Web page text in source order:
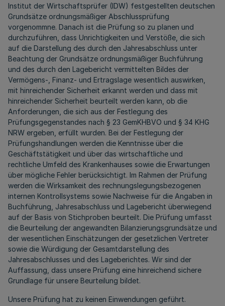
Institut der Wirtschaftsprüfer (IDW) festgestellten deutschen
Grundsätze ordnungsmäßiger Abschlussprüfung
vorgenommne. Danach ist die Prüfung so zu planen und
durchzuführen, dass Unrichtigkeiten und Verstöße, die sich
auf die Darstellung des durch den Jahresabschluss unter
Beachtung der Grundsätze ordnungsmäßiger Buchführung
und des durch den Lagebericht vermittelten Bildes der
Vermögens-, Finanz- und Ertragslage wesentlich auswirken,
mit hinreichender Sicherheit erkannt werden und dass mit
hinreichender Sicherheit beurteilt werden kann, ob die
Anforderungen, die sich aus der Festlegung des
Prüfungsgegenstandes nach § 23 GemKHBVO und § 34 KHG
NRW ergeben, erfüllt wurden. Bei der Festlegung der
Prüfungshandlungen werden die Kenntnisse über die
Geschäftstätigkeit und über das wirtschaftliche und
rechtliche Umfeld des Krankenhauses sowie die Erwartungen
über mögliche Fehler berücksichtigt. Im Rahmen der Prüfung
werden die Wirksamkeit des rechnungslegungsbezogenen
internen Kontrollsystems sowie Nachweise für die Angaben in
Buchführung, Jahresabschluss und Lagebericht überwiegend
auf der Basis von Stichproben beurteilt. Die Prüfung umfasst
die Beurteilung der angewandten Bilanzierungsgrundsätze und
der wesentlichen Einschätzungen der gesetzlichen Vertreter
sowie die Würdigung der Gesamtdarstellung des
Jahresabschlusses und des Lageberichtes. Wir sind der
Auffassung, dass unsere Prüfung eine hinreichend sichere
Grundlage für unsere Beurteilung bildet.
Unsere Prüfung hat zu keinen Einwendungen geführt.